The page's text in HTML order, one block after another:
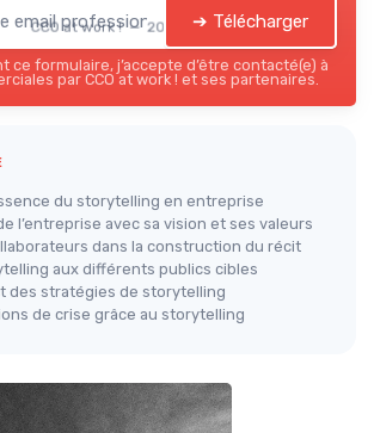
CCO at work ! — 2026 ➔ Télécharger
ce formulaire, j’accepte d’être contacté(e) à
par CCO at work ! et ses partenaires.
du storytelling en entreprise
l’entreprise avec sa vision et ses valeurs
dans la construction du récit
aux différents publics cibles
des stratégies de storytelling
de crise grâce au storytelling